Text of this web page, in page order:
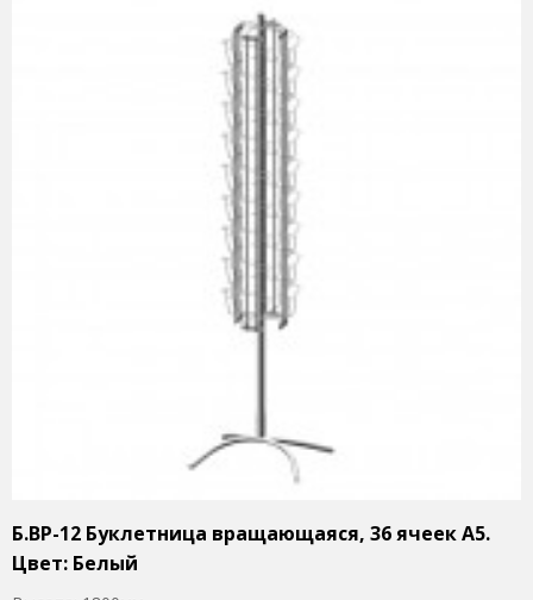
Б.ВР-12 Буклетница вращающаяся, 36 ячеек А5.
Цвет: Белый